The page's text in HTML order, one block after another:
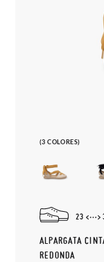
(3 COLORES)
23
ALPARGATA
REDONDA